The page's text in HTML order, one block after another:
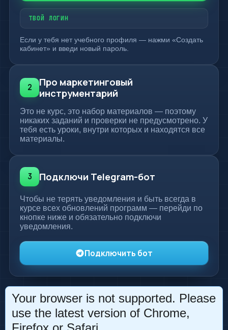
ТВОЙ ЛОГИН
Если у тебя нет учебного профиля — нажми «Создать
кабинет» и введи новый пароль.
2
Про маркетинговый
инструментарий
Это не курс, это набор материалов — поэтому
никаких заданий и проверки не предусмотрено. У
тебя есть уроки, внутри которых и находятся все
материалы.
3 Подключи Telegram-бот
Чтобы не терять уведомления и быть всегда в
курсе всех обновлений программ — перейди по
кнопке ниже и обязательно подключи
уведомления.
Подключить бот
Foxskills, 2026 · ИП Божко Владимир Валерьевич
Your browser is not supported. Please
use the latest version of Chrome,